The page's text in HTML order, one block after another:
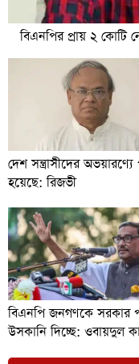
বিএনপির প্রায় ২ কোটি
দেশ সন্ত্রাসীদের
হয়েছে: রিজভী
বিএনপি জনগণকে সরকার
উসকানি দিচ্ছে: ওবায়দুল